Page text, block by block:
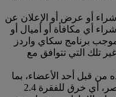
أو عرض أو الإعلان عن
أي مكافأة أو أميال أو
برنامج سكاي واردز
تلك التي تتوافق مع
من قبل أحد الأعضاء، بما
في ذلك، على سبيل المثال لا الحصر، أي خرق للفقرة 2.4